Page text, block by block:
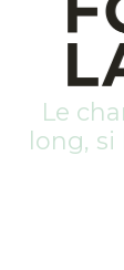
Le
long, si